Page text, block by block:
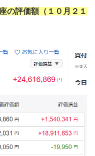
の評価額（１０月２１